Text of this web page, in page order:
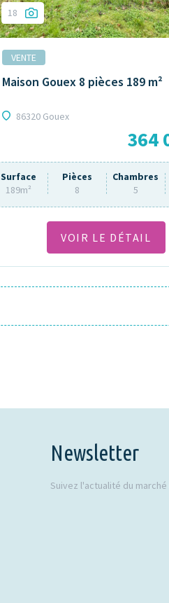
18
VENTE
Maison Gouex 8 pièces 189 m²
86320 Gouex
364
Surface
189m²
Pièces
8
Chambres
5
VOIR LE DÉTAIL
Newsletter
Suivez l'actualité du